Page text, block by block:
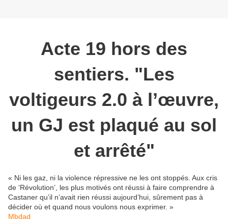
Acte 19 hors des
sentiers. "Les
voltigeurs 2.0 à l’œuvre,
un GJ est plaqué au sol
et arrêté"
« Ni les gaz, ni la violence répressive ne les ont stoppés. Aux cris
de ‘Révolution’, les plus motivés ont réussi à faire comprendre à
Castaner qu’il n’avait rien réussi aujourd’hui, sûrement pas à
décider où et quand nous voulons nous exprimer. »
Mbdad